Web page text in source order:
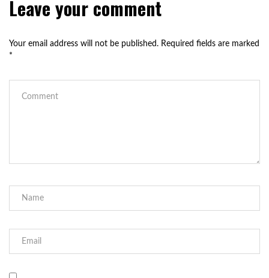
Leave your comment
Your email address will not be published. Required fields are marked
*